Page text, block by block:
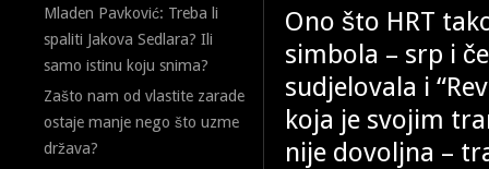
Mladen Pavković: Treba li
spaliti Jakova Sedlara? Ili
samo istinu koju snima?
Zašto nam od vlastite zarade
ostaje manje nego što uzme
država?
Ono što HRT
simbola – srp i
sudjelovala i
koja je svojim
nije dovoljna –